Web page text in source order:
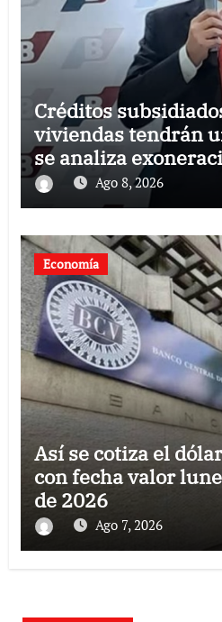
Créditos
viviendas tendrán
se analiza
Ago 8, 2026
Economía
Así se cotiza el
con fecha valor
de 2026
Ago 7, 2026